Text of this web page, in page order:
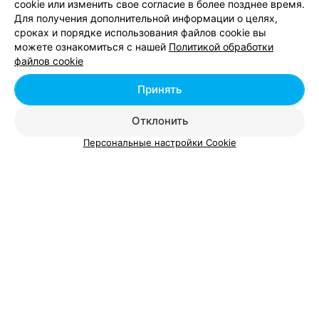
Удаление единичного пигментного пятна до 1
см в диаметре
от 9 руб.
Удаление единичного пигментного пятна до
2 см в диаметре
от 15 руб.
Удаление единичного пигментного пятна до
cookie или изменить свое согласие в более позднее время.
Для получения дополнительной информации о целях,
сроках и порядке использования файлов cookie вы
можете ознакомиться с нашей Политикой обработки
файлов cookie
Отклонить
Принять
Персональные настройки Cookie